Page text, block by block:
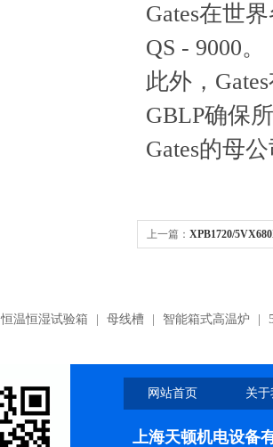
Gates在世
QS - 9000。
此外，
GBLP确保
Gates的母
上一篇： XPB1720/
恒温恒湿试验箱 母线槽 智能箱式高温炉
网站首页 关
上海天顿机电设备